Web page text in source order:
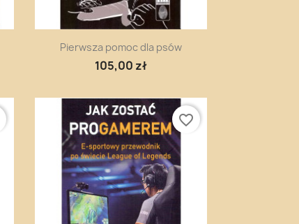
Szybki podgląd
Pierwsza pomoc dla psów
105,00 zł
favorite_border